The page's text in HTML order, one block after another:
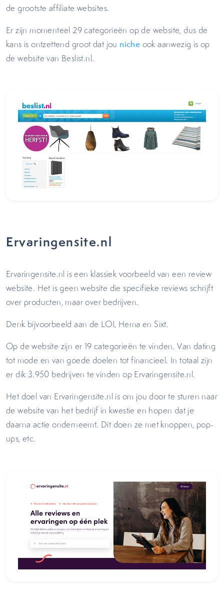
de grootste affiliate websites.
Er zijn momenteel 29 categorieën op de website, dus de
kans is ontzettend groot dat jou niche ook aanwezig is op
de website van Beslist.nl.
Ervaringensite.nl
Ervaringensite.nl is een klassiek voorbeeld van een review
website. Het is geen website die specifieke reviews schrijft
over producten, maar over bedrijven.
Denk bijvoorbeeld aan de LOI, Hema en Sixt.
Op de website zijn er 19 categorieën te vinden. Van dating
tot mode en van goede doelen tot financieel. In totaal zijn
er dik 3.950 bedrijven te vinden op Ervaringensite.nl.
Het doel van Ervaringensite.nl is om jou door te sturen naar
de website van het bedrijf in kwestie en hopen dat je
daarna actie onderneemt. Dit doen ze met knoppen, pop-
ups, etc.